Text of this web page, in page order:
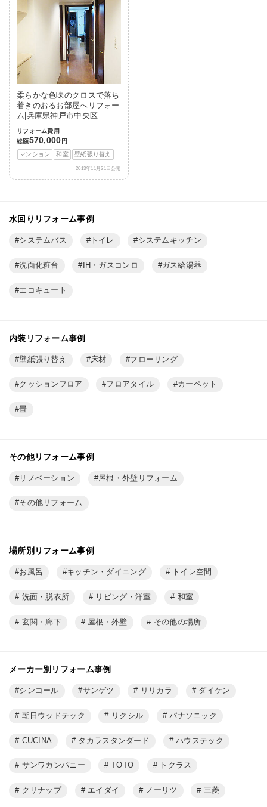
柔らかな色味のクロスで落ち
着きのおるお部屋へリフォー
ム|兵庫県神戸市中央区
リフォーム費用
総額570,000 円
マンション
和室 壁紙張り替え
2013年11月21日公開
水回りリフォーム事例
システムバス トイレ システムキッチン
洗面化粧台 IH・ガスコンロ ガス給湯器
エコキュート
内装リフォーム事例
壁紙張り替え 床材 フローリング
クッションフロア フロアタイル カーペット
畳
その他リフォーム事例
リノベーション 屋根・外壁リフォーム
その他リフォーム
場所別リフォーム事例
お風呂 キッチン・ダイニング トイレ空間
洗面・脱衣所 リビング・洋室 和室
玄関・廊下 屋根・外壁 その他の場所
メーカー別リフォーム事例
シンコール サンゲツ リリカラ ダイケン
朝日ウッドテック リクシル パナソニック
CUCINA タカラスタンダード ハウステック
サンワカンパニー TOTO トクラス
クリナップ エイダイ ノーリツ 三菱